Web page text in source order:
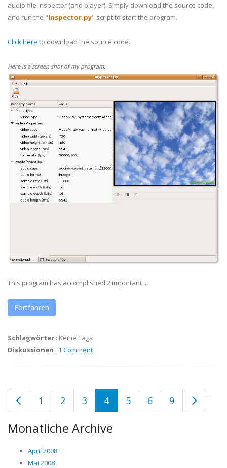
audio file inspector (and player). Simply download the source code,
and run the "Inspector.py" script to start the program.
Click here to download the source code.
Here is a screen shot of my program:
This program has accomplished 2 important ...
Fortfahren
Schlagwörter : Keine Tags
Diskussionen : 1 Comment
1 2 3 4 5 6 …
9
Monatliche Archive
April 2008
Mai 2008